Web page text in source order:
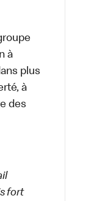
à
plus
à
des
fort